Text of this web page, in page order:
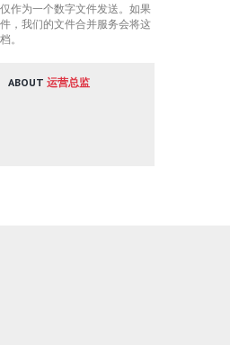
作为一个数字文件发送。如果
，我们的文件合并服务会将这
。
ABOUT运营总监